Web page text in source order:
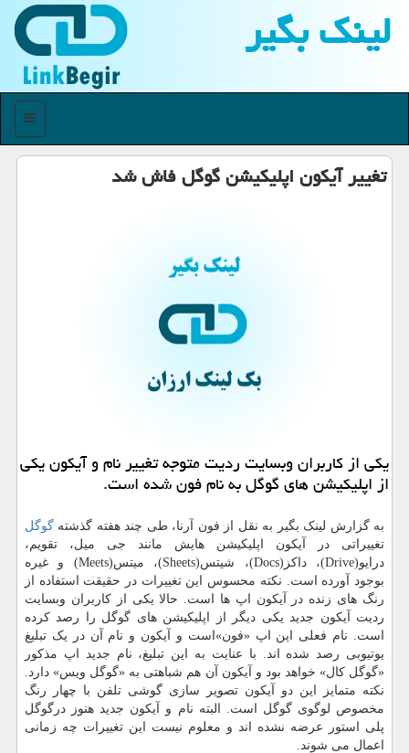
لینك بگیر
منو
تغییر آیكون اپلیكیشن گوگل فاش شد
یكی از كاربران وبسایت ردیت متوجه تغییر نام و آیكون یكی
از اپلیكیشن های گوگل به نام فون شده است.
به گزارش لینک بگیر به نقل از فون آرنا، طی چند هفته گذشته گوگل
تغییراتی در آیکون اپلیکیشن هایش مانند جی میل، تقویم،
درایو(Drive)، داکز(Docs)، شیتس(Sheets)، میتس(Meets) و غیره
بوجود آورده است. نکته محسوس این تغییرات در حقیقت استفاده از
رنگ های زنده در آیکون اپ ها است. حالا یکی از کاربران وبسایت
ردیت آیکون جدید یکی دیگر از اپلیکیشن های گوگل را رصد کرده
است. نام فعلی این اپ «فون»است و آیکون و نام آن در یک تبلیغ
یوتیوبی رصد شده اند. با عنایت به این تبلیغ، نام جدید اپ مذکور
«گوگل کال» خواهد بود و آیکون آن هم شباهتی به «گوگل ویس» دارد.
نکته متمایز این دو آیکون تصویر سازی گوشی تلفن با چهار رنگ
مخصوص لوگوی گوگل است. البته نام و آیکون جدید هنوز درگوگل
پلی استور عرضه نشده اند و معلوم نیست این تغییرات چه زمانی
اعمال می شوند.